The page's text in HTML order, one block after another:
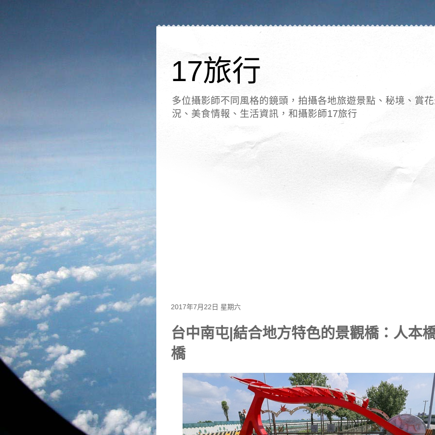
17旅行
多位攝影師不同風格的鏡頭，拍攝各地旅遊景點、秘境、賞
況、美食情報、生活資訊，和攝影師17旅行
2017年7月22日 星期六
台中南屯|結合地方特色的景觀橋：人本
橋